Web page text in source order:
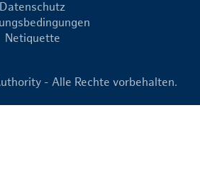
Datenschutz
Netiquette
- Alle Rechte vorbehalten.